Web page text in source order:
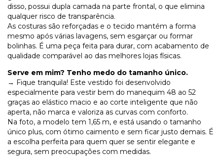
disso, possui dupla camada na parte frontal, o que elimina
qualquer risco de transparência.
As costuras são reforçadas e o tecido mantém a forma
mesmo após várias lavagens, sem esgarçar ou formar
bolinhas. É uma peça feita para durar, com acabamento de
qualidade comparável ao das melhores lojas físicas.
Serve em mim? Tenho medo do tamanho único.
→ Fique tranquila! Este vestido foi desenvolvido
especialmente para vestir bem do manequim 48 ao 52
graças ao elástico macio e ao corte inteligente que não
aperta, não marca e valoriza as curvas com conforto.
Na foto, a modelo tem 1,65 m, e está usando o tamanho
único plus, com ótimo caimento e sem ficar justo demais. É
a escolha perfeita para quem quer se sentir elegante e
segura, sem preocupações com medidas.